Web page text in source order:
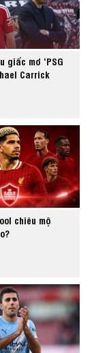
giấc mơ ‘PSG
Carrick
chiêu mộ